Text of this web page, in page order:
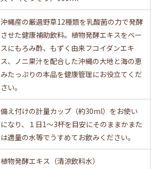
沖縄産の厳選野草12種類を乳酸菌の力で発酵
させた健康補助飲料。植物発酵エキスをベー
スにもろみ酢、もずく由来フコイダンエキ
ス、ノニ果汁を配合した沖縄の大地と海の恵
みたっぷりの本品を健康管理にお役立てくだ
さい。
備え付けの計量カップ（約30ml）をお使い
になり、１日1～3杯を目安にそのままかまた
は適量の水等でうすめてお飲みください。
植物発酵エキス（清涼飲料水）